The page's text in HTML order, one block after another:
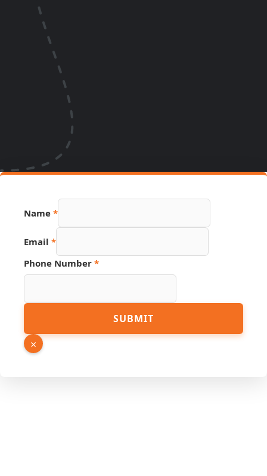
Name *
Email *
Phone Number *
URL
Hidden
SUBMIT
×